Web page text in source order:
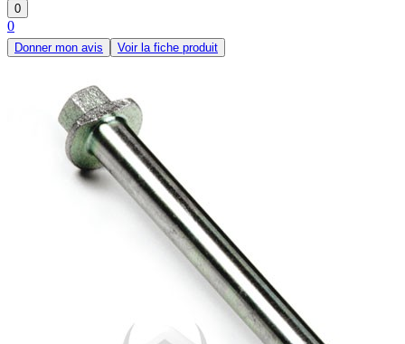
0
0
Donner mon avis Voir la fiche produit